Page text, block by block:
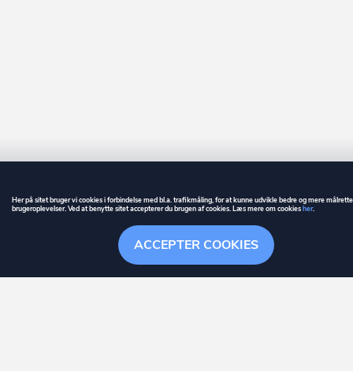
Søgehistorik Menu
GUIDE BETINGELSER
er et registreret varemærke tilhørende ownr ApS – CVR nr.: 36 40 88
ACCEPTER COOKIES
Her på sitet bruger vi cookies i forbindelse med bl.a. trafikmåling, for at kunne udvikle bedre og mere
brugeroplevelser. Ved at benytte sitet accepterer du brugen af cookies. Læs mere om cookiesher.